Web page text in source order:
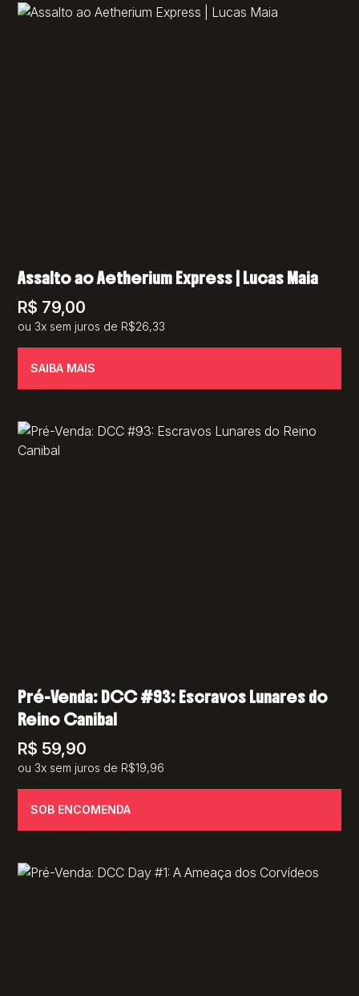
Assalto ao Aetherium Express | Lucas Maia
R$ 79,00
ou 3x sem juros de R$26,33
SAIBA MAIS
Pré-Venda: DCC #93: Escravos Lunares do
Reino Canibal
R$ 59,90
ou 3x sem juros de R$19,96
SOB ENCOMENDA